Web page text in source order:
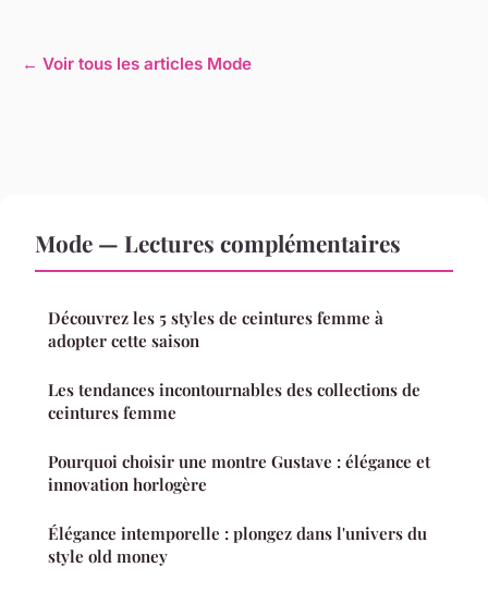
← Voir tous les articles Mode
Mode — Lectures complémentaires
Découvrez les 5 styles de ceintures femme à
adopter cette saison
Les tendances incontournables des collections de
ceintures femme
Pourquoi choisir une montre Gustave : élégance et
innovation horlogère
Élégance intemporelle : plongez dans l'univers du
style old money